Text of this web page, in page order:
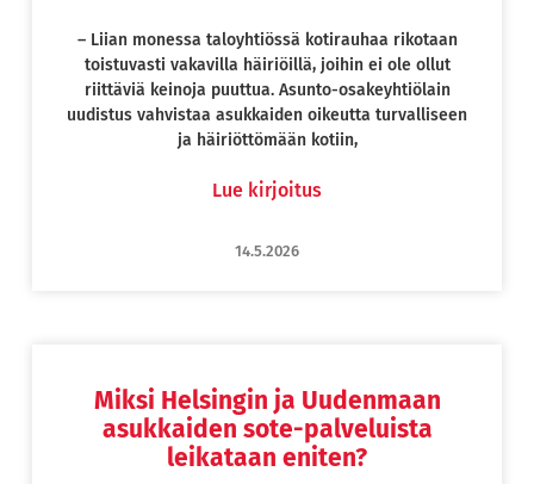
– Liian monessa taloyhtiössä kotirauhaa rikotaan
toistuvasti vakavilla häiriöillä, joihin ei ole ollut
riittäviä keinoja puuttua. Asunto-osakeyhtiölain
uudistus vahvistaa asukkaiden oikeutta turvalliseen
ja häiriöttömään kotiin,
Lue kirjoitus
14.5.2026
Miksi Helsingin ja Uudenmaan
asukkaiden sote-palveluista
leikataan eniten?